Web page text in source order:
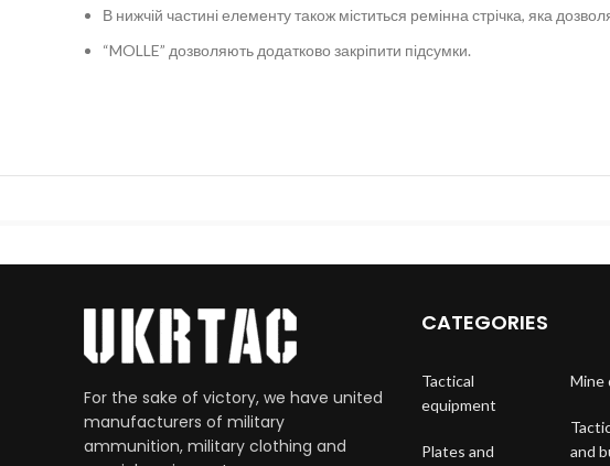
В нижчій частині елементу також міститься ремінна стрічка, яка
“MOLLE” дозволяють додатково закріпити підсумки.
For the sake of victory, we have united
manufacturers of military
ammunition, military clothing and
CATEGORIES
Tactical
equipment
Plates and
Mine
and